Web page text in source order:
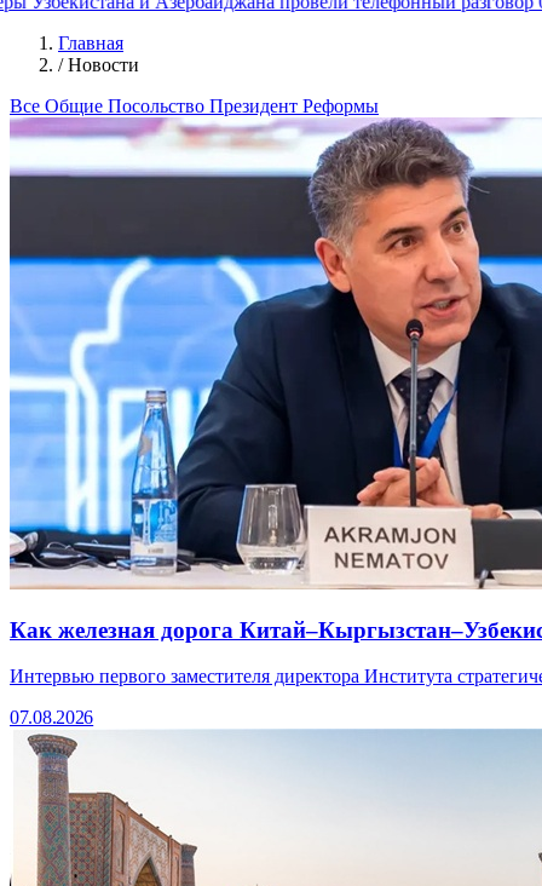
Главная
/ Новости
Все Общие Посольство Президент Реформы
Как железная дорога
Интервью первого заместителя директора Института
07.08.2026